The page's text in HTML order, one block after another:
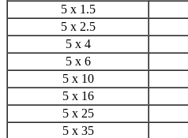
5 x 1.5
5 x 2.5
5 x 4
5 x 6
5 x 10
5 x 16
5 x 25
5 х 35